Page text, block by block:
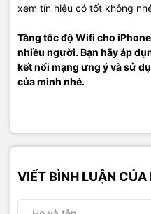
xem tín hiệu có tốt không
Tăng tốc độ Wifi cho
nhiều người. Bạn hãy áp
kết nối mạng ưng ý và sử
của mình nhé.
VIẾT BÌNH LUẬN CỦA